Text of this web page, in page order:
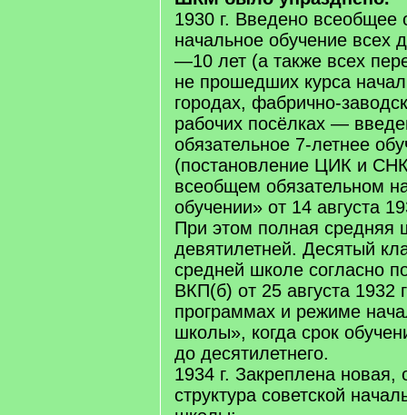
1930 г. Введено всеобщее
начальное обучение всех
—10 лет (а также всех
не прошедших курса
городах, фабрично-
рабочих посёлках —
обязательное 7-летнее
(постановление ЦИК и
всеобщем обязательном
обучении» от 14 августа
При этом полная средняя
девятилетней. Десятый
средней школе согласно
ВКП(б) от 25 августа 1932
программах и режиме
школы», когда срок
до десятилетнего.
1934 г. Закреплена новая,
структура советской